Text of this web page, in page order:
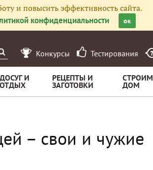
и повысить эффективность сайта.
конфиденциальности ок
Конкурсы Тестирования
ДОСУГ И
ОТДЫХ
РЕЦЕПТЫ И
ЗАГОТОВКИ
СТРОИМ
ДОМ
– свои и чужие